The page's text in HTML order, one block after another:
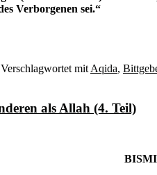
Verborgenen sei.“
Verschlagwortet mitAqida,
als Allah (4. Teil)